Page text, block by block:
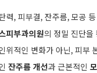
력, 피부결, 잔주름, 모공
피부과의원의 정밀 진단
위적인 변화가 아닌, 피부
잔주름 개선과 근본적인